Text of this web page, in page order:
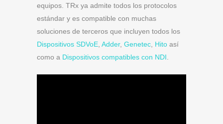
equipos. TRx ya admite todos los protocolos
estándar y es compatible con muchas
soluciones de terceros que incluyen todos los
Dispositivos SDVoE, Adder, Genetec, Hito así
como a Dispositivos compatibles con NDI.